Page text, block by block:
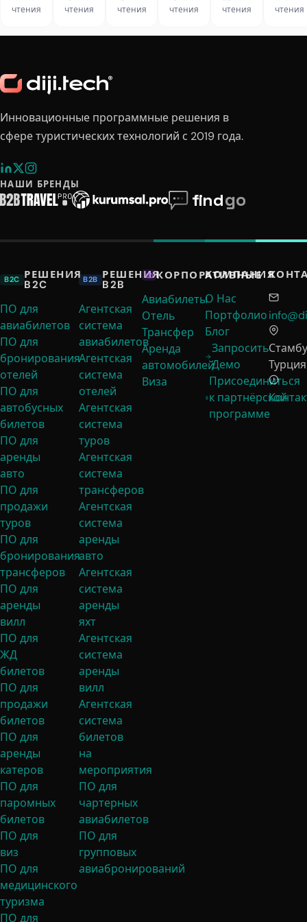
чтения
чтения
районам
чтения
чтения
один
чтения
риск
чтения
Инновационные программные решения в
сфере туристических технологий с 2019 года.
НАШИ БРЕНДЫ
B2C РЕШЕНИЯ
B2C
ПО для
авиабилетов
ПО для
бронирования
отелей
ПО для
автобусных
билетов
ПО для
аренды
авто
ПО для
продажи
туров
ПО для
бронирования
трансферов
ПО для
аренды
вилл
ПО для
ЖД
билетов
ПО для
продажи
билетов
ПО для
аренды
катеров
ПО для
паромных
билетов
ПО для
виз
ПО для
медицинского
туризма
ПО для
B2B РЕШЕНИЯ
B2B
Агентская
система
авиабилетов
Агентская
система
отелей
Агентская
система
туров
Агентская
система
трансферов
Агентская
система
аренды
авто
Агентская
система
аренды
яхт
Агентская
система
аренды
вилл
Агентская
система
билетов
на
мероприятия
ПО для
чартерных
авиабилетов
ПО для
групповых
авиабронирований
КОРПОРАТИВНЫЕ
Авиабилеты
Отель
Трансфер
Аренда
автомобилей
Виза
КОМПАНИЯ
О Нас
Портфолио
Блог
Запросить
Демо
Присоединиться
к партнёрской
программе
Турция